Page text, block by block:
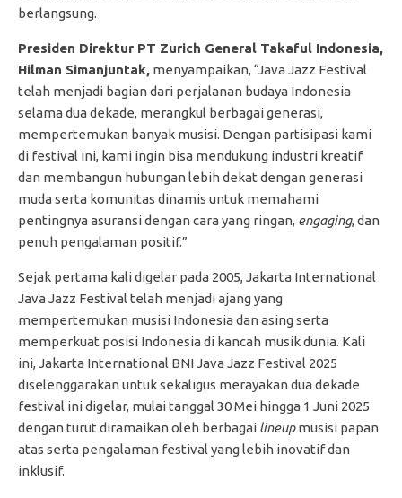
berlangsung.
Presiden Direktur PT Zurich General Takaful Indonesia,
Hilman Simanjuntak, menyampaikan, “Java Jazz Festival
telah menjadi bagian dari perjalanan budaya Indonesia
selama dua dekade, merangkul berbagai generasi,
mempertemukan banyak musisi. Dengan partisipasi kami
di festival ini, kami ingin bisa mendukung industri kreatif
dan membangun hubungan lebih dekat dengan generasi
muda serta komunitas dinamis untuk memahami
pentingnya asuransi dengan cara yang ringan, engaging, dan
penuh pengalaman positif.”
Sejak pertama kali digelar pada 2005, Jakarta International
Java Jazz Festival telah menjadi ajang yang
mempertemukan musisi Indonesia dan asing serta
memperkuat posisi Indonesia di kancah musik dunia. Kali
ini, Jakarta International BNI Java Jazz Festival 2025
diselenggarakan untuk sekaligus merayakan dua dekade
festival ini digelar, mulai tanggal 30 Mei hingga 1 Juni 2025
dengan turut diramaikan oleh berbagai lineupmusisi papan
atas serta pengalaman festival yang lebih inovatif dan
inklusif.